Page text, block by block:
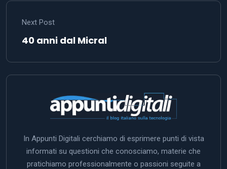
Next Post
40 anni dal Micral
In Appunti Digitali cerchiamo di esprimere punti di vista
informati su questioni che conosciamo, materie che
pratichiamo professionalmente o passioni seguite a